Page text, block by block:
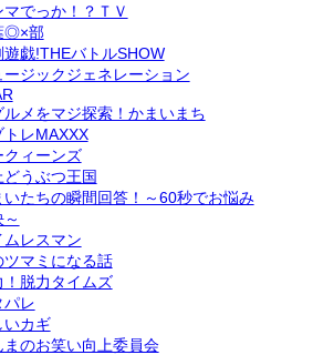
マでっか！？ＴＶ
◎×部
遊戯!THEバトルSHOW
ージックジェネレーション
ルメをマジ探索！かまいまち
トレMAXXX
クィーンズ
どうぶつ王国
いたちの瞬間回答！～60秒でお悩み
ムレスマン
ツマミになる話
！脱力タイムズ
パレ
いカギ
まのお笑い向上委員会